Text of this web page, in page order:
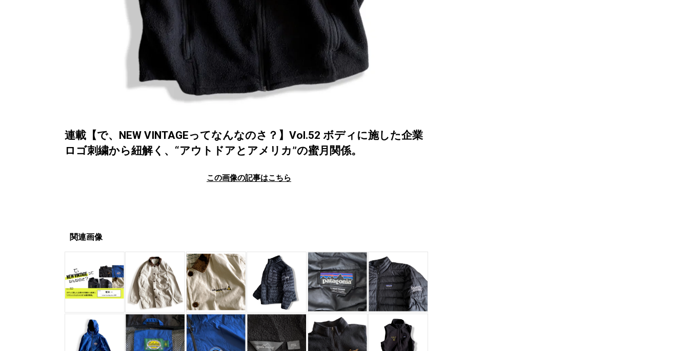
連載【で、NEW VINTAGEってなんなのさ？】Vol.52 ボディに施した企業
ロゴ刺繍から紐解く、“アウトドアとアメリカ”の蜜月関係。
この画像の記事はこちら
関連画像